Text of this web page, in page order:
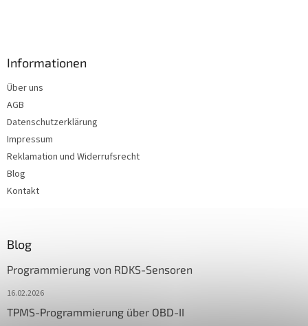
Informationen
Über uns
AGB
Datenschutzerklärung
Impressum
Reklamation und Widerrufsrecht
Blog
Kontakt
Blog
Programmierung von RDKS-Sensoren
16.02.2026
TPMS-Programmierung über OBD-II